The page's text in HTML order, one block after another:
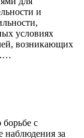
и
условиях
возникающих
с
наблюдения за